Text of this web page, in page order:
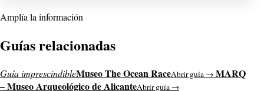
Amplía la información
Guías relacionadas
Guía imprescindibleMuseo The Ocean RaceAbrir guía → MARQ
– Museo Arqueológico de AlicanteAbrir guía →